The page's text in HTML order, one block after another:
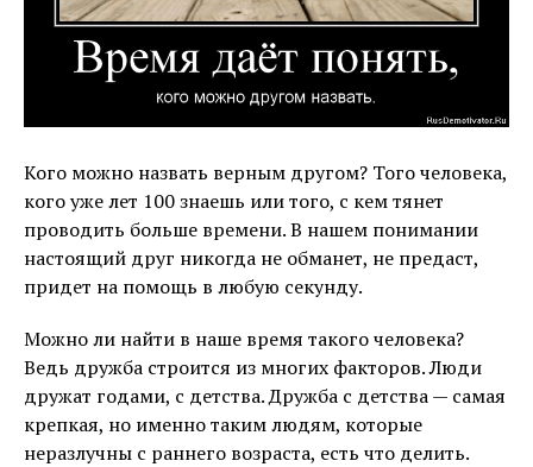
Кого можно назвать верным другом? Того человека,
кого уже лет 100 знаешь или того, с кем тянет
проводить больше времени. В нашем понимании
настоящий друг никогда не обманет, не предаст,
придет на помощь в любую секунду.
Можно ли найти в наше время такого человека?
Ведь дружба строится из многих факторов. Люди
дружат годами, с детства. Дружба с детства — самая
крепкая, но именно таким людям, которые
неразлучны с раннего возраста, есть что делить.